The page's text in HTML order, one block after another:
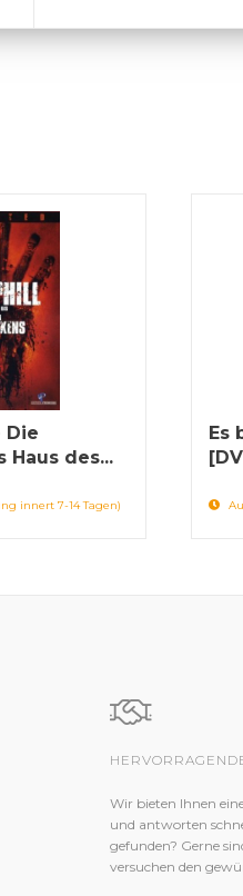
Die
Haus des...
innert 7-14 Tagen)
Es
Wir bieten Ihnen
und antworten
gefunden? Gerne
versuchen den